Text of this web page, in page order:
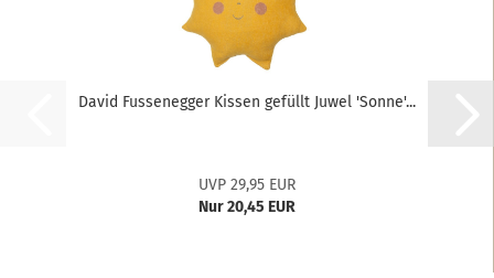
David Fussenegger Kissen gefüllt Juwel 'Sonne'...
UVP 29,95 EUR
Nur 20,45 EUR